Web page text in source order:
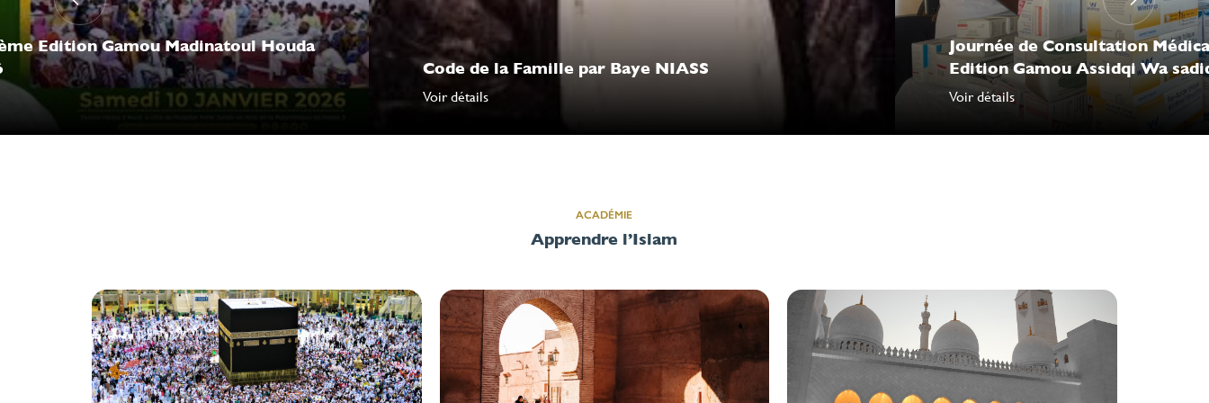
Edition Gamou Madinatoul Houda
Code de la Famille par Baye NIASS
Voir détails
Journée de Consultation
Edition Gamou Assidqi Wa
Voir détails
ACADÉMIE
Apprendre l’Islam